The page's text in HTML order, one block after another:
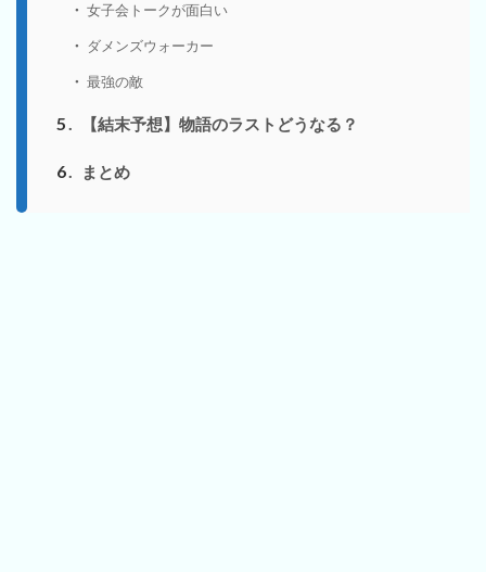
女子会トークが面白い
ダメンズウォーカー
最強の敵
5 【結末予想】物語のラストどうなる？
6 まとめ